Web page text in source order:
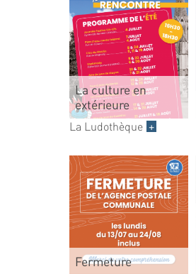
La culture en
extérieure
La Ludothèque +
Fermeture